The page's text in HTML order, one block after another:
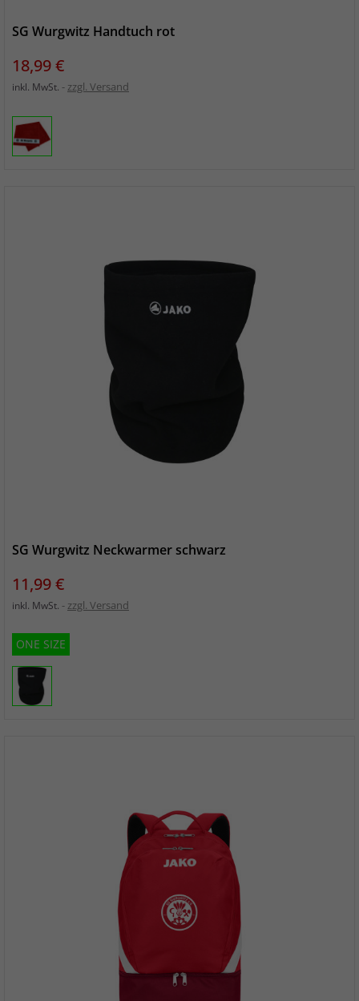
SG Wurgwitz Handtuch rot
Preis
18,99 €
inkl. MwSt. zzgl. Versand
SG Wurgwitz Neckwarmer schwarz
Preis
11,99 €
inkl. MwSt. zzgl. Versand
ONE SIZE